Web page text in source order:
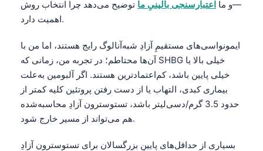
—و ما اعتبارسنجی بالینیِ ما توضیح می‌دهد چرا انتخاب روش
اهمیت دارد.
ایمونواسی‌های مستقیمِ آزادِ شبه‌آنالوگ رایج هستند، اما من با
آن‌ها محتاطم؛ در تجربه من، زمانی که SHBG خیلی بالا یا
خیلی پایین باشد، کم‌اعتمادترین هستند. اگر آلبومین به‌علت
بیماری کبدی، التهاب یا از دست رفتن پروتئین کلیه کمتر از
حدود 3.5 گرم/دسی‌لیتر باشد، تستوسترون آزادِ محاسبه‌شده
هم می‌تواند از مسیر خارج شود.
بسیاری از حداقل‌های پایینِ بزرگسالان برای تستوسترون آزادِ